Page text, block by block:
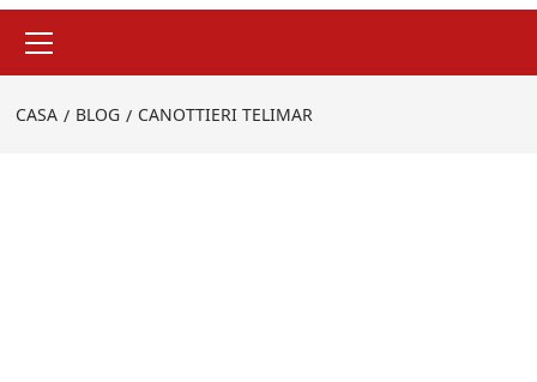
principale
CASA BLOG CANOTTIERI TELIMAR